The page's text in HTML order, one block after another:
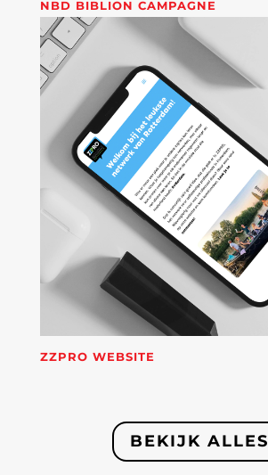
NBD BIBLION CAMPAGNE
ZZPRO WEBSITE
BEKIJK ALLES